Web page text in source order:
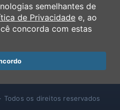
Todos os direitos reservados
semelhantes de
de Privacidade e, ao
concorda com estas